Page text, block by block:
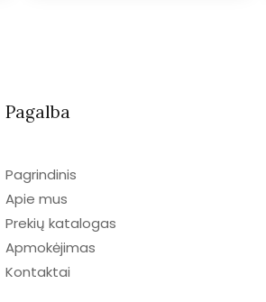
Pagalba
Pagrindinis
Apie mus
Prekių katalogas
Apmokėjimas
Kontaktai